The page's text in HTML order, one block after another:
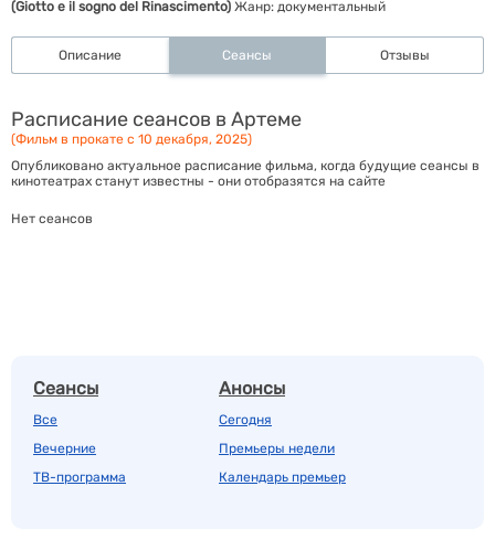
(Giotto e il sogno del Rinascimento) Жанр: документальный
Описание Сеансы Отзывы
Расписание сеансов в Артеме
(Фильм в прокате с 10 декабря, 2025)
Опубликовано актуальное расписание фильма, когда будущие сеансы в
кинотеатрах станут известны - они отобразятся на сайте
Нет сеансов
Сеансы
Все
Вечерние
ТВ-программа
Анонсы
Сегодня
Премьеры недели
Календарь премьер